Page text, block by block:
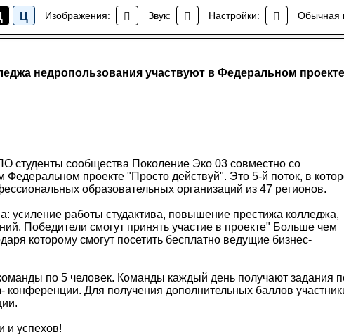
Ц Изображения: Звук: Настройки: Обычная
Новости колледжа
недропользования участвуют в Федеральном проекте
студенты сообщества Поколение Эко 03 совместно со
Федеральном проекте "Просто действуй". Это 5-й поток, в
образовательных организаций из 47 регионов.
усиление работы студактива, повышение престижа колледжа,
Победители смогут принять участие в проекте" Больше чем
которому смогут посетить бесплатно ведущие бизнес-
по 5 человек. Команды каждый день получают задания
Для получения дополнительных баллов
и успехов!